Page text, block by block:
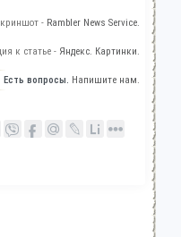
- Rambler News Service.
к статье - Яндекс. Картинки.
Есть вопросы. Напишите нам.